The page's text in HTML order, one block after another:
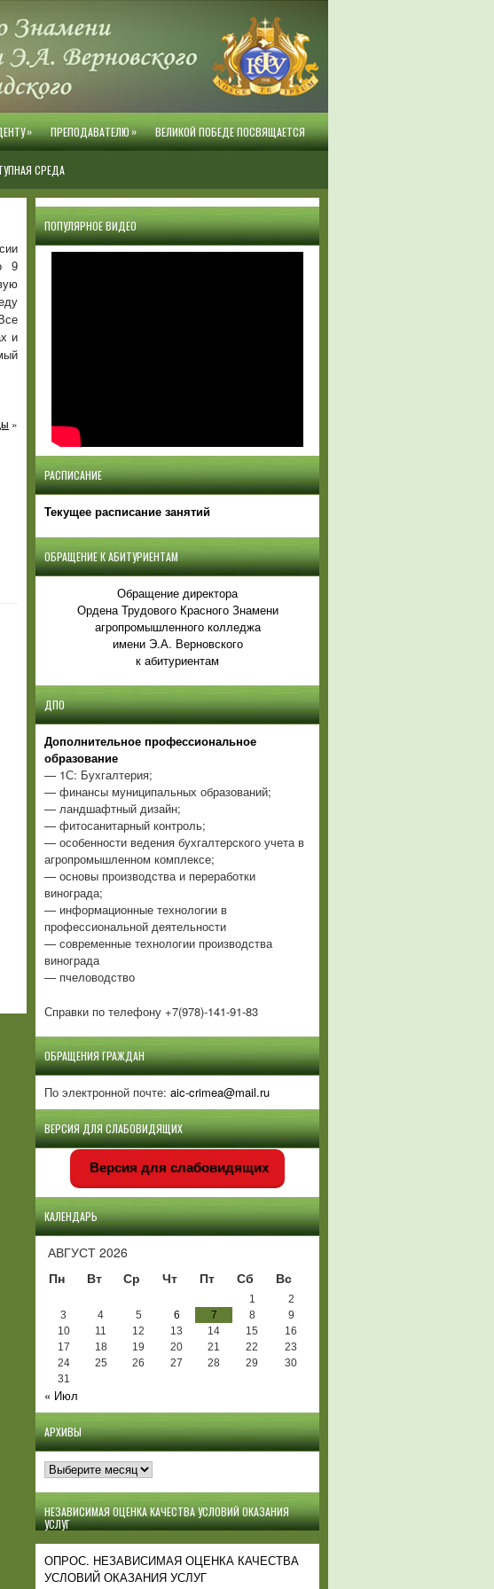
» ПРЕПОДАВАТЕЛЮ» ВЕЛИКОЙ ПОБЕДЕ ПОСВЯЩАЕТСЯ
СРЕДА
9
Все
и
»
ПОПУЛЯРНОЕ ВИДЕО
РАСПИСАНИЕ
Текущее расписание занятий
ОБРАЩЕНИЕ К АБИТУРИЕНТАМ
Обращение директора
Ордена Трудового Красного Знамени
агропромышленного колледжа
имени Э.А. Верновского
к абитуриентам
ДПО
Дополнительное профессиональное
образование
— 1С: Бухгалтерия;
— финансы муниципальных образований;
— ландшафтный дизайн;
— фитосанитарный контроль;
— особенности ведения бухгалтерского учета в
агропромышленном комплексе;
— основы производства и переработки
винограда;
— информационные технологии в
профессиональной деятельности
— современные технологии производства
винограда
— пчеловодство
Справки по телефону +7(978)-141-91-83
ОБРАЩЕНИЯ ГРАЖДАН
По электронной почте: aic-crimea@mail.ru
ВЕРСИЯ ДЛЯ СЛАБОВИДЯЩИХ
Версия для слабовидящих
КАЛЕНДАРЬ
АВГУСТ 2026
Пн
Вт Ср Чт Пт Сб Вс
1
2
3
4 5 6 7 8
9
10
11 12 13 14 15
16
17
18 19 20 21 22
23
24
25 26 27 28 29
30
31
« Июл
АРХИВЫ
Архивы
НЕЗАВИСИМАЯ ОЦЕНКА КАЧЕСТВА УСЛОВИЙ ОКАЗАНИЯ
УСЛУГ
ОПРОС. НЕЗАВИСИМАЯ ОЦЕНКА КАЧЕСТВА
УСЛОВИЙ ОКАЗАНИЯ УСЛУГ